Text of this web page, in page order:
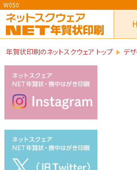
W050
年賀状印刷のネットスクウェア トップ デ